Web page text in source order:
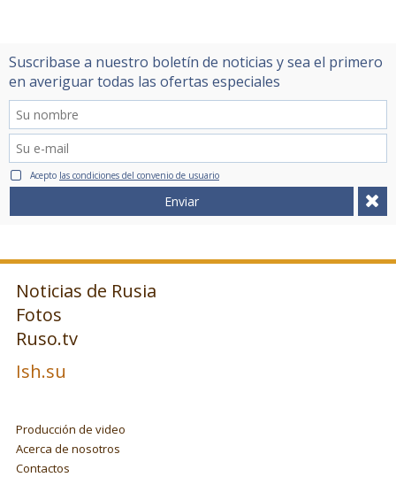
Suscribase a nuestro boletín de noticias y sea el primero
en averiguar todas las ofertas especiales
Acepto las condiciones del convenio de usuario
Enviar
Noticias de Rusia
Fotos
Ruso.tv
Ish.su
Producción de video
Acerca de nosotros
Contactos